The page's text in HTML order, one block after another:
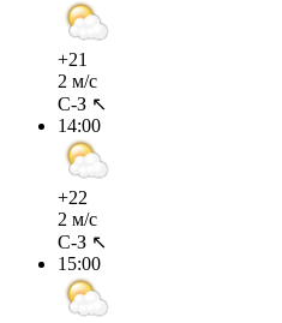
+21
2 м/с
С-З ↖
14:00
+22
2 м/с
С-З ↖
15:00